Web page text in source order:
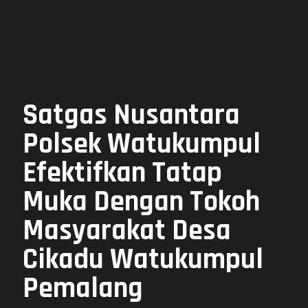
Satgas Nusantara
Polsek Watukumpul
Efektifkan Tatap
Muka Dengan Tokoh
Masyarakat Desa
Cikadu Watukumpul
Pemalang